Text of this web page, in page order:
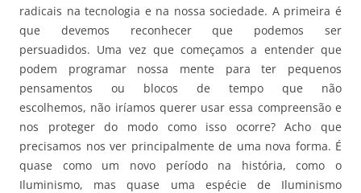
radicais na tecnologia e na nossa sociedade. A primeira é
que devemos reconhecer que podemos ser
persuadidos. Uma vez que começamos a entender que
podem programar nossa mente para ter pequenos
pensamentos ou blocos de tempo que não
escolhemos, não iríamos querer usar essa compreensão e
nos proteger do modo como isso ocorre? Acho que
precisamos nos ver principalmente de uma nova forma. É
quase como um novo período na história, como o
Iluminismo, mas quase uma espécie de Iluminismo